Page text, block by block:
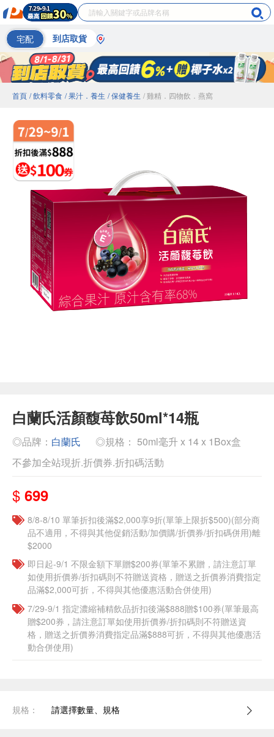
宅配 到店取貨
首頁 / 飲料零食 / 果汁．養生 / 保健養生 / 雞精．四物飲．燕窩
白蘭氏活顏馥苺飲50ml*14瓶
◎品牌： 白蘭氏
◎規格： 50ml毫升 x 14 x 1Box盒
不參加全站現折.折價券.折扣碼活動
$ 699
8/8-8/10 單筆折扣後滿$2,000享9折(單筆上限折$500)(部分商
品不適用，不得與其他促銷活動/加價購/折價券/折扣碼併用)離
$2000
即日起-9/1 不限金額下單贈$200券(單筆不累贈，請注意訂單
如使用折價券/折扣碼則不符贈送資格，贈送之折價券消費指定
品滿$2,000可折，不得與其他優惠活動合併使用)
7/29-9/1 指定濃縮補精飲品​折扣後滿$888贈$100券(單筆最高
贈$200券，請注意訂單如使用折價券/折扣碼則不符贈送資
格，贈送之折價券消費指定品滿$888可折，不得與其他優惠活
動合併使用)
規格： 請選擇數量、規格